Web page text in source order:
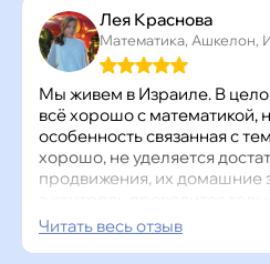
думаю, у внука всё получится!
Лея Краснова
Математика, Ашкелон,
Мы живем в Израиле. В
всё хорошо с
особенность связанная с
хорошо, не уделяется
продвижения, их домашние
а контроль проводится
чтоб школьный материал
Читать весь отзыв